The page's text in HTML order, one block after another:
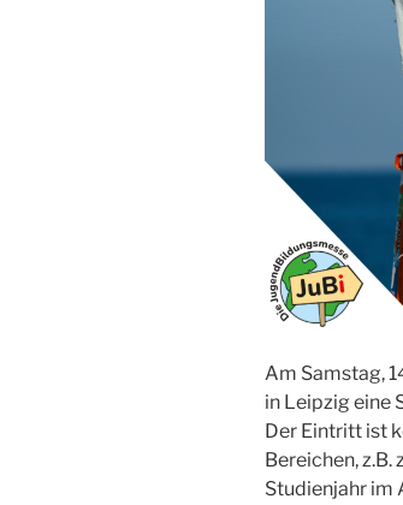
Am Samstag,
in Leipzig eine
Der Eintritt ist
Bereichen,
Studienjahr im